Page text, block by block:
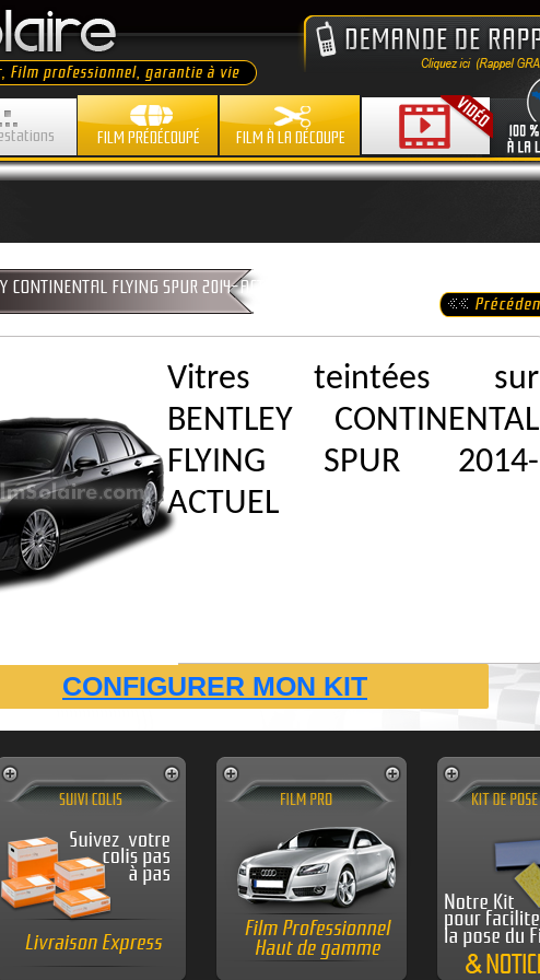
FILM PRÉDÉCOUPÉ FILM À LA DÉCOUPE
FLYING SPUR 2014-ACTUEL
Vitres teintées sur
BENTLEY CONTINENTAL
FLYING SPUR 2014-
ACTUEL
CONFIGURER MON KIT